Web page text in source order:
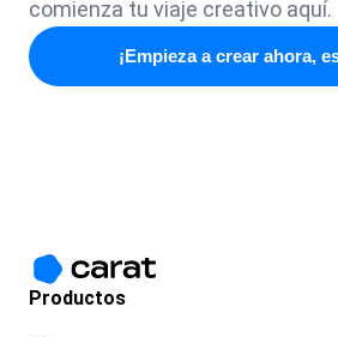
comienza tu viaje creativo aquí.
¡Empieza a crear ahora,
Productos